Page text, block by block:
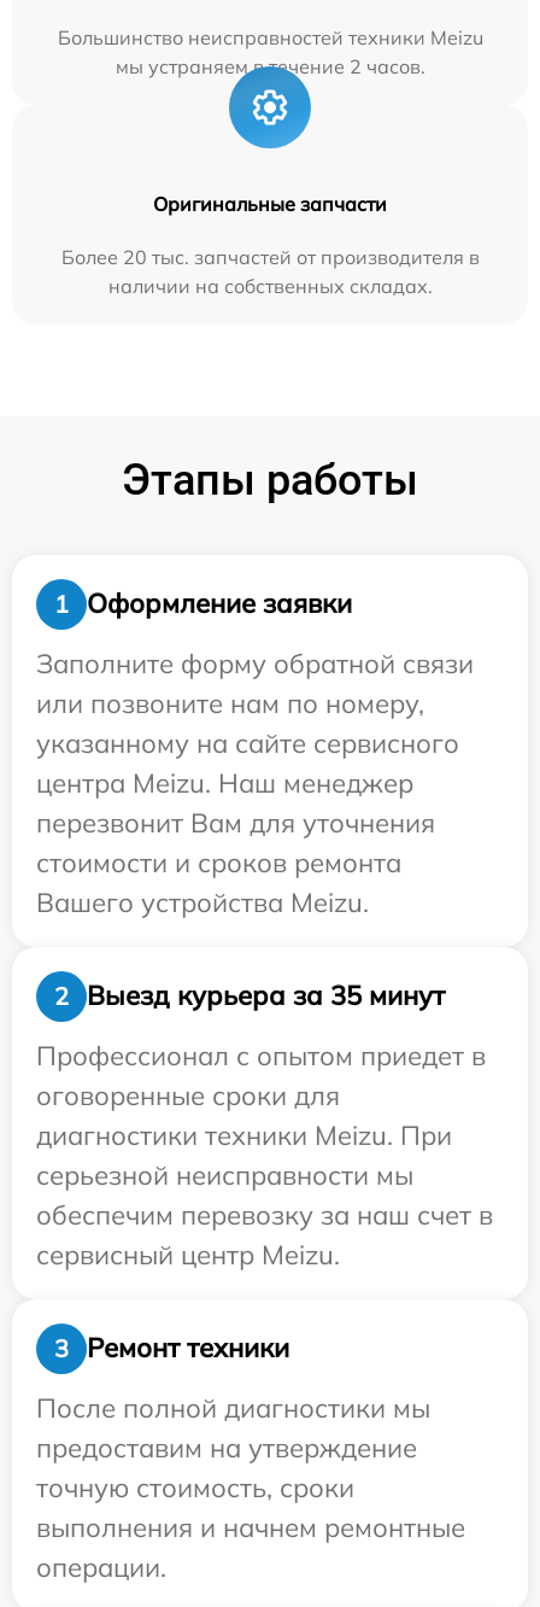
Большинство неисправностей техники Meizu
мы устраняем в течение 2 часов.
Оригинальные запчасти
Более 20 тыс. запчастей от производителя в
наличии на собственных складах.
Этапы работы
1
Оформление заявки
Заполните форму обратной связи
или позвоните нам по номеру,
указанному на сайте сервисного
центра Meizu. Наш менеджер
перезвонит Вам для уточнения
стоимости и сроков ремонта
Вашего устройства Meizu.
2
Выезд курьера за 35 минут
Профессионал с опытом приедет в
оговоренные сроки для
диагностики техники Meizu. При
серьезной неисправности мы
обеспечим перевозку за наш счет в
сервисный центр Meizu.
3
Ремонт техники
После полной диагностики мы
предоставим на утверждение
точную стоимость, сроки
выполнения и начнем ремонтные
операции.